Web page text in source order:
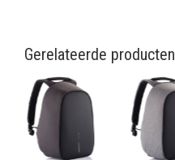
Gerelateerde producten